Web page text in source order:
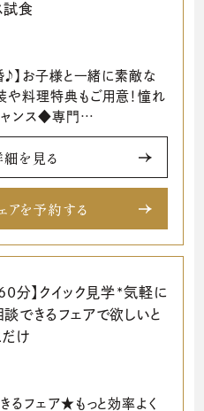
試食
♪】お子様と一緒に素敵な
や料理特典もご用意！憧れ
ャンス◆専門…
を見る
アを予約する
60分】クイック見学*気軽に
談できるフェアで欲しいと
だけ
るフェア★もっと効率よく